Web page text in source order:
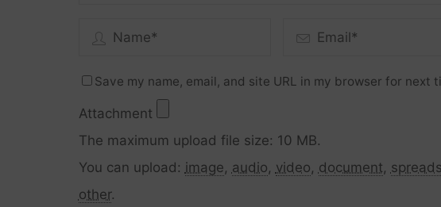
Save my name, email, and site URL in my browser for next
Attachment
The maximum upload file size: 10 MB.
You can upload: image, audio, video, document,
other.